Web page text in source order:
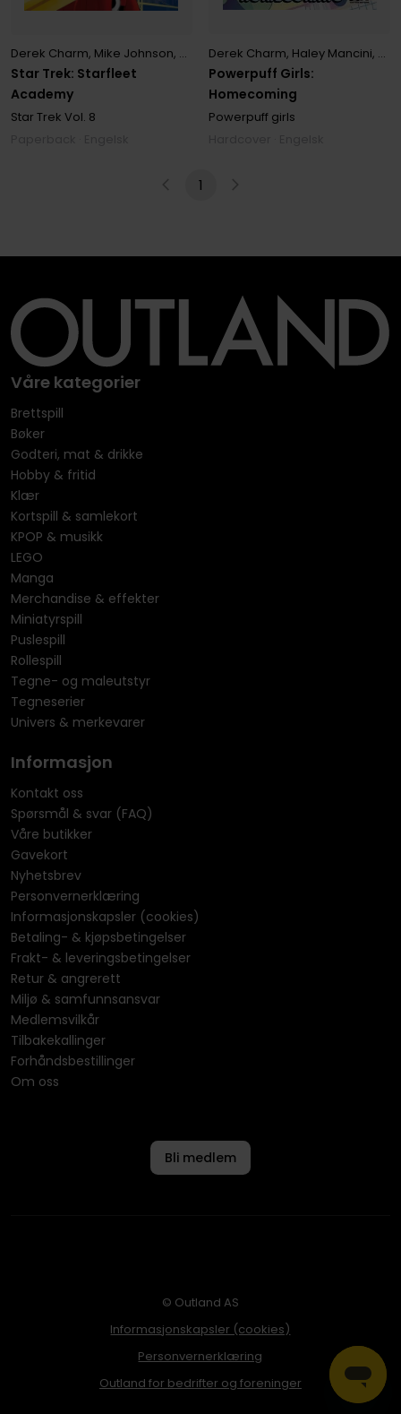
Star Trek: Starfleet
Academy
Derek Charm, Mike Johnson, Ryan Parrott
Star Trek Vol. 8
Powerpuff Girls:
Homecoming
Derek Charm, Haley Mancini,
Powerpuff girls
1
Våre kategorier
Brettspill
Bøker
Godteri, mat & drikke
Hobby & fritid
Klær
Kortspill & samlekort
KPOP & musikk
LEGO
Manga
Merchandise & effekter
Miniatyrspill
Puslespill
Rollespill
Tegne- og maleutstyr
Tegneserier
Univers & merkevarer
Informasjon
Kontakt oss
Spørsmål & svar (FAQ)
Våre butikker
Gavekort
Nyhetsbrev
Personvernerklæring
Informasjonskapsler (cookies)
Betaling- & kjøpsbetingelser
Frakt- & leveringsbetingelser
Retur & angrerett
Miljø & samfunnsansvar
Medlemsvilkår
Tilbakekallinger
Forhåndsbestillinger
Om oss
Bli medlem
© Outland AS
Informasjonskapsler (cookies)
Personvernerklæring
Outland for bedrifter og foreninger